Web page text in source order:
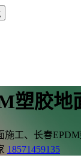
塑胶地
施工、长春
18571459135